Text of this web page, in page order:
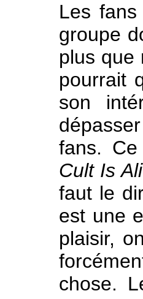
Les
groupe
plus que
pourrait
son
fans.
Cult Is
faut le
est une
plaisir,
chose.